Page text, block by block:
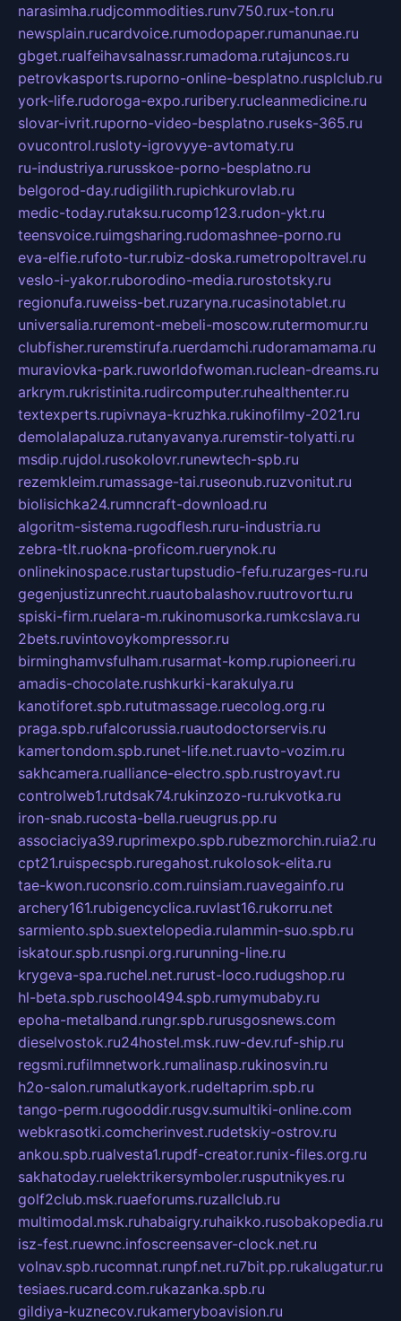
narasimha.rudjcommodities.runv750.rux-ton.ru
newsplain.rucardvoice.rumodopaper.rumanunae.ru
gbget.rualfeihavsalnassr.rumadoma.rutajuncos.ru
petrovkasports.ruporno-online-besplatno.rusplclub.ru
york-life.rudoroga-expo.ruribery.rucleanmedicine.ru
slovar-ivrit.ruporno-video-besplatno.ruseks-365.ru
ovucontrol.rusloty-igrovyye-avtomaty.ru
ru-industriya.rurusskoe-porno-besplatno.ru
belgorod-day.rudigilith.rupichkurovlab.ru
medic-today.rutaksu.rucomp123.rudon-ykt.ru
teensvoice.ruimgsharing.rudomashnee-porno.ru
eva-elfie.rufoto-tur.rubiz-doska.rumetropoltravel.ru
veslo-i-yakor.ruborodino-media.rurostotsky.ru
regionufa.ruweiss-bet.ruzaryna.rucasinotablet.ru
universalia.ruremont-mebeli-moscow.rutermomur.ru
clubfisher.ruremstirufa.ruerdamchi.rudoramamama.ru
muraviovka-park.ruworldofwoman.ruclean-dreams.ru
arkrym.rukristinita.rudircomputer.ruhealthenter.ru
textexperts.rupivnaya-kruzhka.rukinofilmy-2021.ru
demolalapaluza.rutanyavanya.ruremstir-tolyatti.ru
msdip.rujdol.rusokolovr.runewtech-spb.ru
rezemkleim.rumassage-tai.ruseonub.ruzvonitut.ru
biolisichka24.rumncraft-download.ru
algoritm-sistema.rugodflesh.ruru-industria.ru
zebra-tlt.ruokna-proficom.ruerynok.ru
onlinekinospace.rustartupstudio-fefu.ruzarges-ru.ru
gegenjustizunrecht.ruautobalashov.ruutrovortu.ru
spiski-firm.ruelara-m.rukinomusorka.rumkcslava.ru
2bets.ruvintovoykompressor.ru
birminghamvsfulham.rusarmat-komp.rupioneeri.ru
amadis-chocolate.rushkurki-karakulya.ru
kanotiforet.spb.rututmassage.ruecolog.org.ru
praga.spb.rufalcorussia.ruautodoctorservis.ru
kamertondom.spb.runet-life.net.ruavto-vozim.ru
sakhcamera.rualliance-electro.spb.rustroyavt.ru
controlweb1.rutdsak74.rukinzozo-ru.rukvotka.ru
iron-snab.rucosta-bella.rueugrus.pp.ru
associaciya39.ruprimexpo.spb.rubezmorchin.ruia2.ru
cpt21.ruispecspb.ruregahost.rukolosok-elita.ru
tae-kwon.ruconsrio.com.ruinsiam.ruavegainfo.ru
archery161.rubigencyclica.ruvlast16.rukorru.net
sarmiento.spb.suextelopedia.rulammin-suo.spb.ru
iskatour.spb.rusnpi.org.rurunning-line.ru
krygeva-spa.ruchel.net.rurust-loco.rudugshop.ru
hl-beta.spb.ruschool494.spb.rumymubaby.ru
epoha-metalband.rungr.spb.rurusgosnews.com
dieselvostok.ru24hostel.msk.ruw-dev.ruf-ship.ru
regsmi.rufilmnetwork.rumalinasp.rukinosvin.ru
h2o-salon.rumalutkayork.rudeltaprim.spb.ru
tango-perm.rugooddir.rusgv.sumultiki-online.com
webkrasotki.comcherinvest.rudetskiy-ostrov.ru
ankou.spb.rualvesta1.rupdf-creator.runix-files.org.ru
sakhatoday.ruelektrikersymboler.rusputnikyes.ru
golf2club.msk.ruaeforums.ruzallclub.ru
multimodal.msk.ruhabaigry.ruhaikko.rusobakopedia.ru
isz-fest.ruewnc.infoscreensaver-clock.net.ru
volnav.spb.rucomnat.runpf.net.ru7bit.pp.rukalugatur.ru
tesiaes.rucard.com.rukazanka.spb.ru
gildiya-kuznecov.rukameryboavision.ru